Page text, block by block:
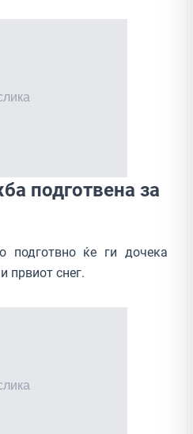
подготвена за
подготвно ќе ги дочека
првиот снег.